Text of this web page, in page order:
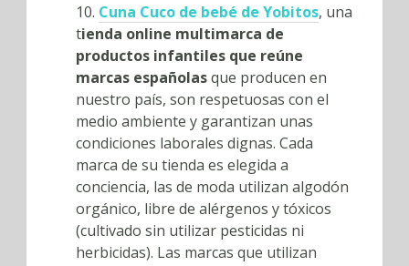
10. Cuna Cuco de bebé de Yobitos, una
tienda online multimarca de
productos infantiles que reúne
marcas españolasque producen en
nuestro país, son respetuosas con el
medio ambiente y garantizan unas
condiciones laborales dignas. Cada
marca de su tienda es elegida a
conciencia, las de moda utilizan algodón
orgánico, libre de alérgenos y tóxicos
(cultivado sin utilizar pesticidas ni
herbicidas). Las marcas que utilizan